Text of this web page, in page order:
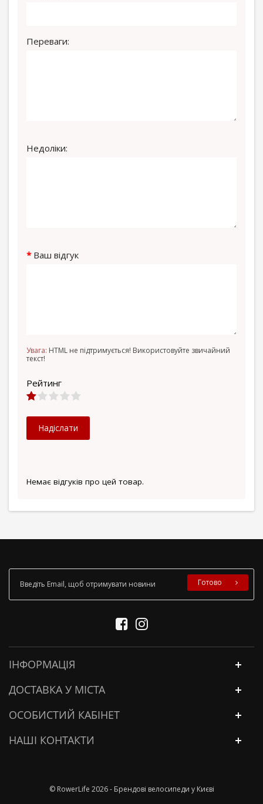
Немає відгуків про цей товар.
Переваги:
Недоліки:
Ваш відгук
Увага: HTML не підтримується! Використовуйте звичайний
текст!
Рейтинг
Надіслати
Готово
ІНФОРМАЦІЯ
ДОСТАВКА У МІСТА
ОСОБИСТИЙ КАБІНЕТ
НАШІ КОНТАКТИ
© RowerLife 2026 - Брендові велосипеди у Києві